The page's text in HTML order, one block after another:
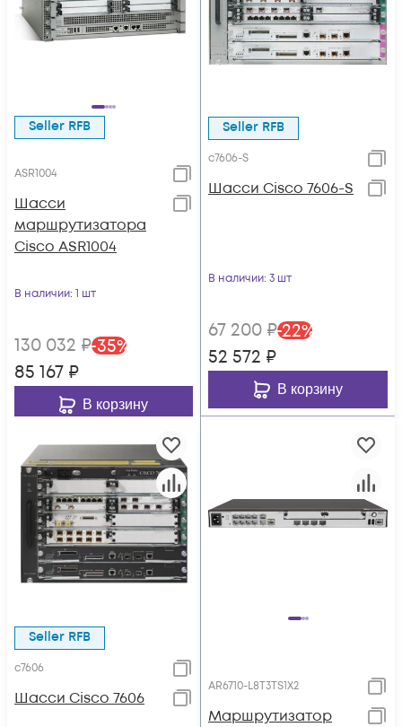
Seller RFB
ASR1004
Шасси
маршрутизатора
Cisco ASR1004
В наличии: 1 шт
130 032 ₽-35%
85 167 ₽
В корзину
Seller RFB
c7606-S
Шасси Cisco 7606-S
В наличии: 3 шт
67 200 ₽-22%
52 572 ₽
В корзину
Seller RFB
c7606
Шасси Cisco 7606
AR6710-L8T3TS1X2
Маршрутизатор